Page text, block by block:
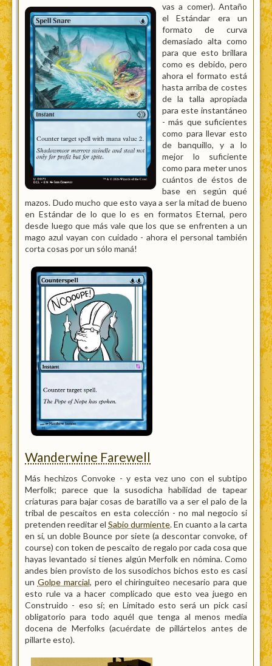
vas a comer). Antaño
el Estándar era un
formato de curva
demasiado alta como
para que esto brillara
como es debido, pero
ahora el formato está
hasta arriba de costes
de la talla apropiada
para este instantáneo
- más que suficientes
como para llevar esto
de banquillo, y a lo
mejor lo suficiente
como para meter unos
cuántos de éstos de
base en según qué
mazos. Dudo mucho que esto vaya a ser la mitad de bueno
en Estándar de lo que lo es en formatos Eternal, pero
desde luego que más vale que los que se enfrenten a un
mago azul vayan con cuidado - ahora el personal también
corta cosas por un sólo maná!
Wanderwine Farewell
Más hechizos Convoke - y esta vez uno con el subtipo
Merfolk; parece que la susodicha habilidad de tapear
criaturas para bajar cosas de baratillo va a ser el palo de la
tribal de pescaítos en esta colección - no mal negocio si
pretenden reeditar el Sabio durmiente. En cuanto a la carta
en sí, un doble Bounce por siete (a descontar convoke, of
course) con token de pescaíto de regalo por cada cosa que
hayas levantado si tienes algún Merfolk en nómina. Como
andes bien provisto de los susodichos bichos esto es casi
un Golpe marcial, pero el chiringuiteo necesario para que
esto rule va a hacer complicado que esto vea juego en
Construido - eso sí; en Limitado esto será un pick casi
obligatorio para todo aquél que tenga al menos media
docena de Merfolks (acuérdate de pillártelos antes de
pillarte esto).